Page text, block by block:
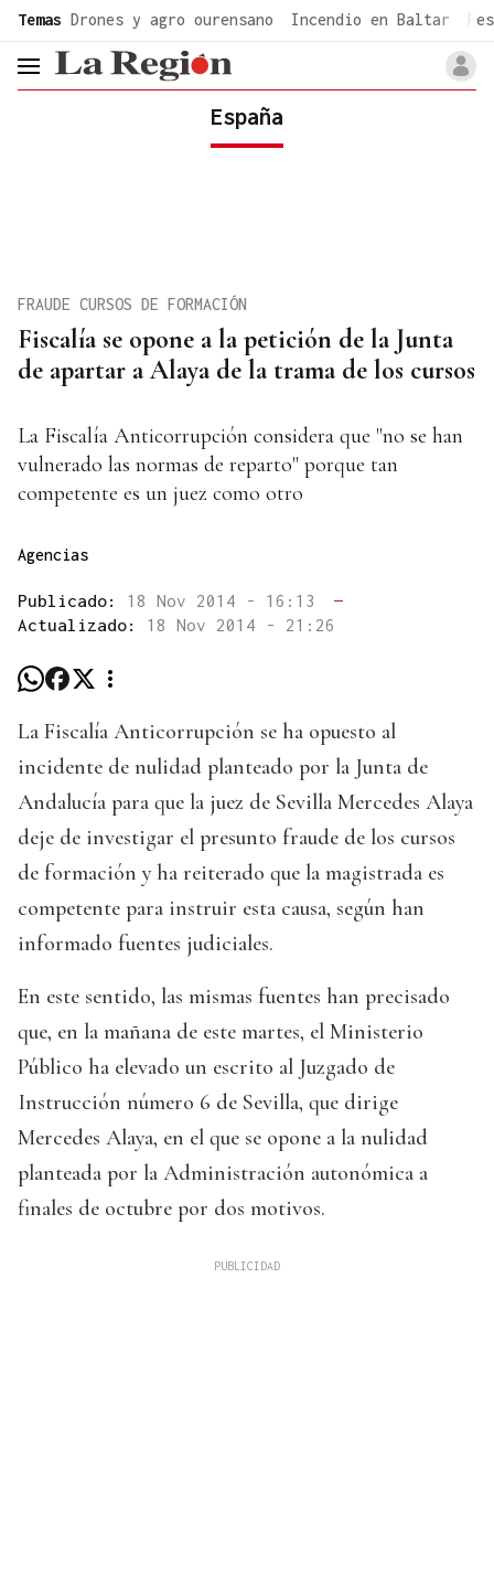
Temas Drones y agro ourensano Incendio en Baltar
header.menu.open
España
Fiscalía se opone a la petición de la Junta
de apartar a Alaya de la trama de los cursos
FRAUDE CURSOS DE FORMACIÓN
La Fiscalía Anticorrupción considera que "no se han
vulnerado las normas de reparto" porque tan
competente es un juez como otro
Agencias
Publicado: 18 Nov 2014 - 16:13
—
Actualizado: 18 Nov 2014 - 21:26
La Fiscalía Anticorrupción se ha opuesto al
incidente de nulidad planteado por la Junta de
Andalucía para que la juez de Sevilla Mercedes Alaya
deje de investigar el presunto fraude de los cursos
de formación y ha reiterado que la magistrada es
competente para instruir esta causa, según han
informado fuentes judiciales.
En este sentido, las mismas fuentes han precisado
que, en la mañana de este martes, el Ministerio
Público ha elevado un escrito al Juzgado de
Instrucción número 6 de Sevilla, que dirige
Mercedes Alaya, en el que se opone a la nulidad
planteada por la Administración autonómica a
finales de octubre por dos motivos.